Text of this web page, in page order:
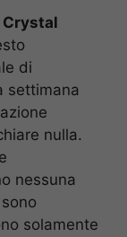
Crystal
di
settimana
nulla.
nessuna
solamente